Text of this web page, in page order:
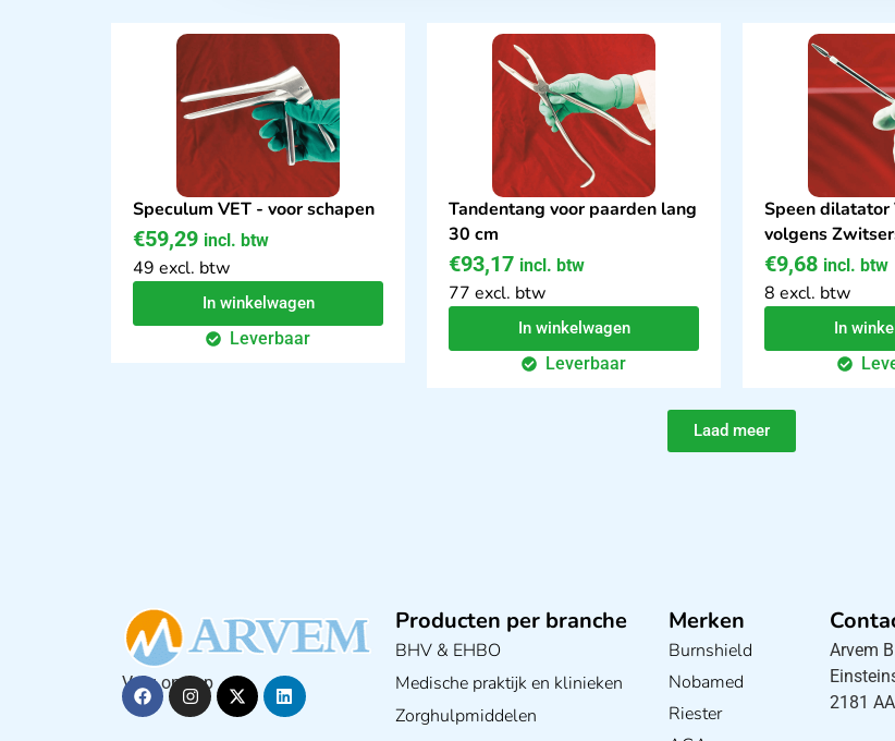
Speculum VET - voor schapen
€59,29 incl. btw
49 excl. btw
In winkelwagen
Leverbaar
Tandentang voor paarden lang
30 cm
€93,17 incl. btw
77 excl. btw
In winkelwagen
Leverbaar
Speen dilatator
volgens
€9,68 incl. btw
8 excl. btw
In
Laad meer
Volg ons op
Producten per branche
BHV & EHBO
Medische praktijk en klinieken
Zorghulpmiddelen
Merken
Burnshield
Nobamed
Riester
Arvem
2181